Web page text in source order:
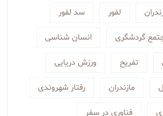
لفور سد لفور
گردشگری انسان شناسی
تفریح ورزش دریایی
مازندران رفتار شهروندی
فناوری در سفر